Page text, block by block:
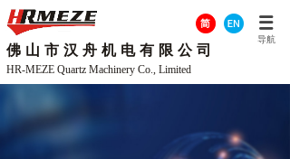
佛山市汉舟机电有限公司
HR-MEZE Quartz Machinery Co., Limited
导航